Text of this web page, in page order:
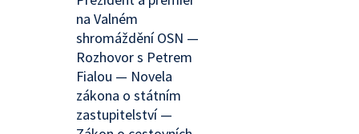
na Valném
shromáždění OSN —
Rozhovor s Petrem
Fialou — Novela
zákona o státním
zastupitelství —